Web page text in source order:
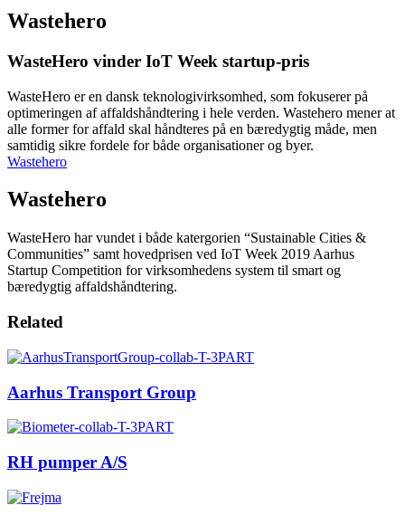
Wastehero
WasteHero vinder IoT Week startup-pris
WasteHero er en dansk teknologivirksomhed, som fokuserer på
optimeringen af affaldshåndtering i hele verden. Wastehero mener at
alle former for affald skal håndteres på en bæredygtig måde, men
samtidig sikre fordele for både organisationer og byer.
Wastehero
Wastehero
WasteHero har vundet i både katergorien “Sustainable Cities &
Communities” samt hovedprisen ved IoT Week 2019 Aarhus
Startup Competition for virksomhedens system til smart og
bæredygtig affaldshåndtering.
Related
Aarhus Transport Group
RH pumper A/S